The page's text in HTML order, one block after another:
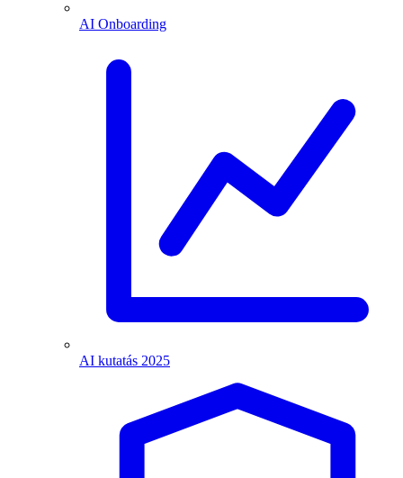
AI Onboarding
AI kutatás 2025